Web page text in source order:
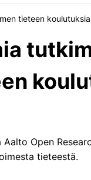
tieteen
Open
tieteestä.